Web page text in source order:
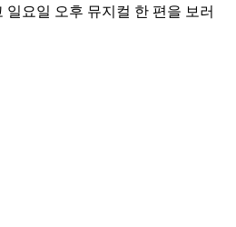
요일 오후 뮤지컬 한 편을 보러